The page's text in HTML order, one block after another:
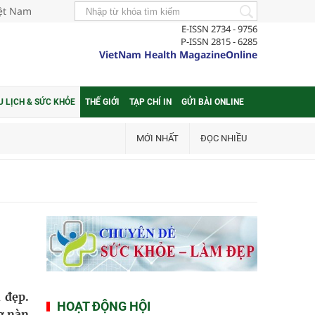
Nam
E-ISSN 2734 - 9756
P-ISSN 2815 - 6285
VietNam Health MagazineOnline
LỊCH & SỨC KHỎE THẾ GIỚI TẠP CHÍ IN GỬI BÀI ONLINE
MỚI NHẤT ĐỌC NHIỀU
HOẠT ĐỘNG HỘI